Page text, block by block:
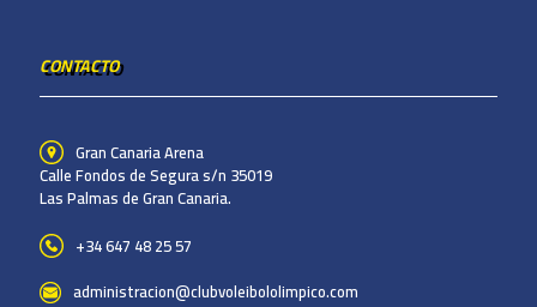
CONTACTO
Gran Canaria Arena
Calle Fondos de Segura s/n 35019
Las Palmas de Gran Canaria.
+34 647 48 25 57
administracion@clubvoleibololimpico.com